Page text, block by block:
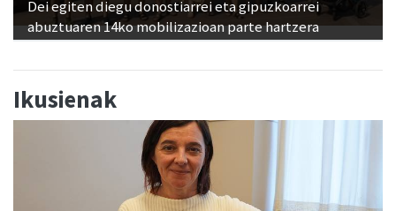
Dei egiten diegu donostiarrei eta gipuzkoarrei
abuztuaren 14ko mobilizazioan parte hartzera
Ikusienak